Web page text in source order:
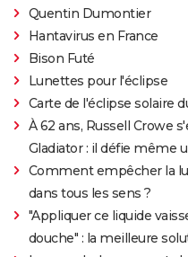
Quentin Dumontier
Hantavirus en France
Bison Futé
Lunettes pour l'éclipse
Carte de l'éclipse solaire
À 62 ans, Russell Crowe
Gladiator : il défie même
Comment empêcher la
dans tous les sens ?
"Appliquer ce liquide
douche" : la meilleure